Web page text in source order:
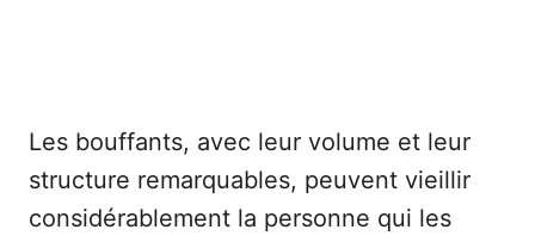
Les bouffants, avec leur volume et leur
structure remarquables, peuvent vieillir
considérablement la personne qui les